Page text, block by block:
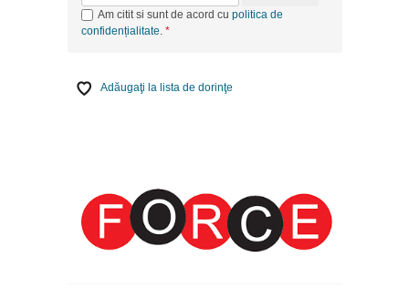
Am citit si sunt de acord cu politica de
confidențialitate.
Adăugaţi la lista de dorinţe